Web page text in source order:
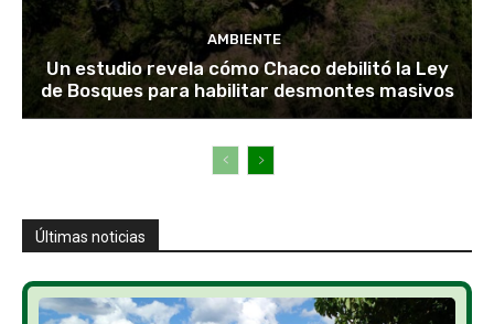
AMBIENTE
Un estudio revela cómo Chaco debilitó la Ley
de Bosques para habilitar desmontes masivos
Últimas noticias